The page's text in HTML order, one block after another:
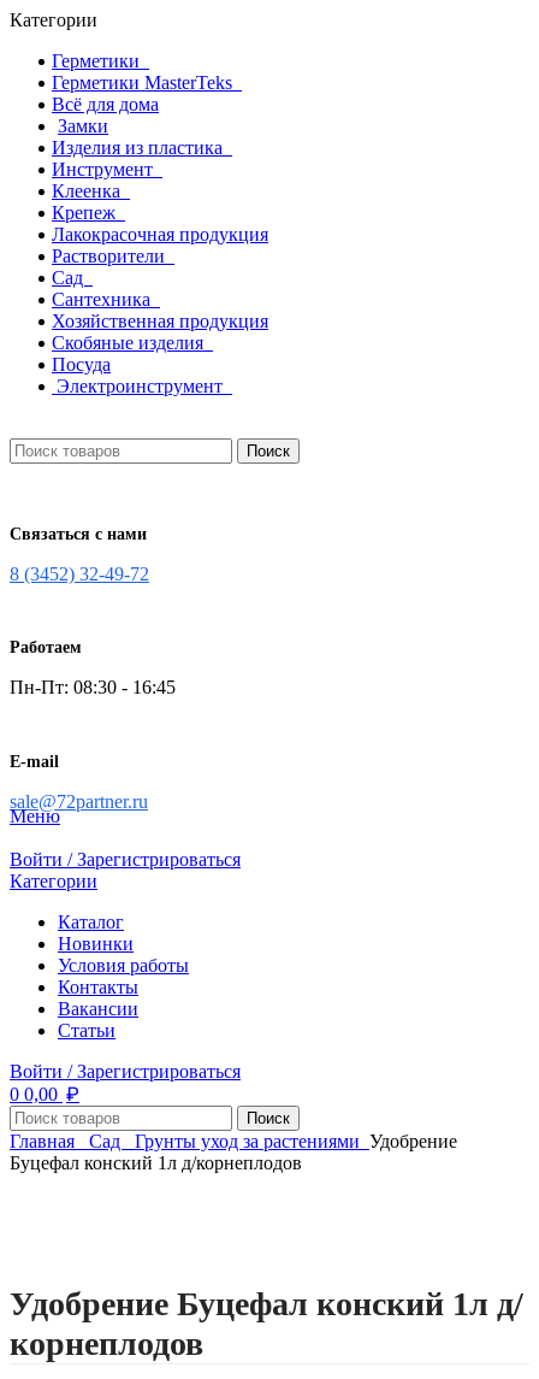
Категории
Герметики
Герметики MasterTeks
Всё для дома
Замки
Изделия из пластика
Инструмент
Клеенка
Крепеж
Лакокрасочная продукция
Растворители
Сад
Сантехника
Хозяйственная продукция
Скобяные изделия
Посуда
Электроинструмент
Поиск
Связаться с нами
8 (3452) 32-49-72
Работаем
Пн-Пт: 08:30 - 16:45
E-mail
sale@72partner.ru
Меню
Войти / Зарегистрироваться
Категории
Каталог
Новинки
Условия работы
Контакты
Вакансии
Статьи
Войти / Зарегистрироваться
0 0,00 ₽
Поиск
Главная Сад Грунты уход за растениями Удобрение
Буцефал конский 1л д/корнеплодов
Удобрение Буцефал конский 1л д/
корнеплодов